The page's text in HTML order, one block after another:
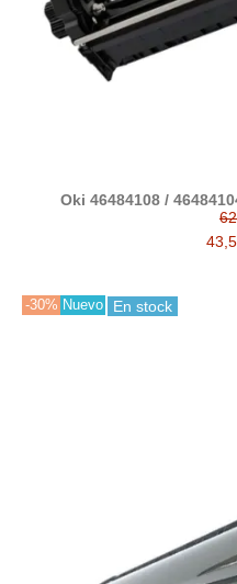
Oki 46484108 /
compatible (C542, C532,
-30% Nuevo En stock